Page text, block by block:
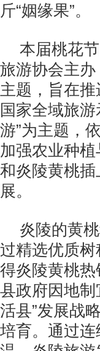
斤“姻缘果”。
本届桃花
旅游协会主办
主题，旨在
国家全域旅
游”为主题，
加强农业种
和炎陵黄桃插
展。
炎陵的黄
过精选优质
得炎陵黄桃
县政府因地
活县”发展战
培育。通过